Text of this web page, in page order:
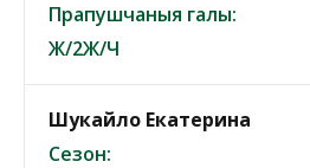
Прапушчаныя галы:
Ж/2Ж/Ч
Шукайло Екатерина
Сезон: